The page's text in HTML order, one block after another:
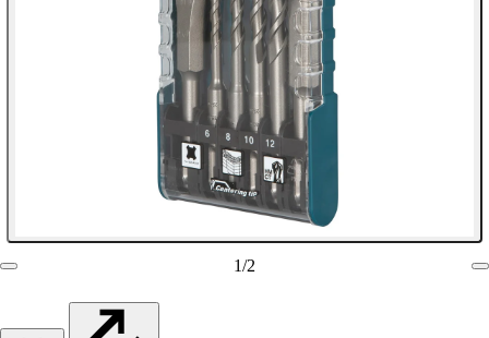
1/2